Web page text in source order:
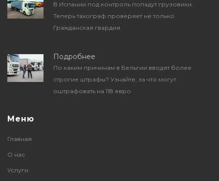
В Испании под контроль попадут грузовики.
Теперь тахограф проверяет не только
Гражданская гвардия.
Подробнее
По каким причинам в Бельгии вводят более
строгие штрафы? Узнайте, за что могут
оштрафовать на 118 евро
Меню
Главная
О нас
Услуги